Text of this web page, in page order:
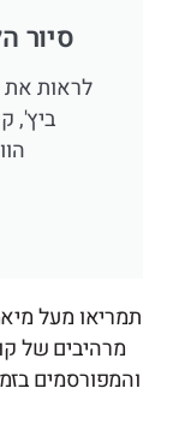
סיור
לראות את
ביץ',
מרהיבים של
והמפורסמים